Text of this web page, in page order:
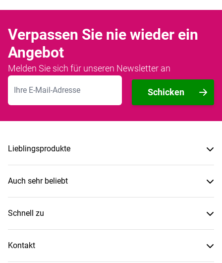
Verpassen Sie nie wieder ein
Angebot
Melden Sie sich für unseren Newsletter an
E-Mailadresse
Schicken
Lieblingsprodukte
Auch sehr beliebt
Schnell zu
Kontakt